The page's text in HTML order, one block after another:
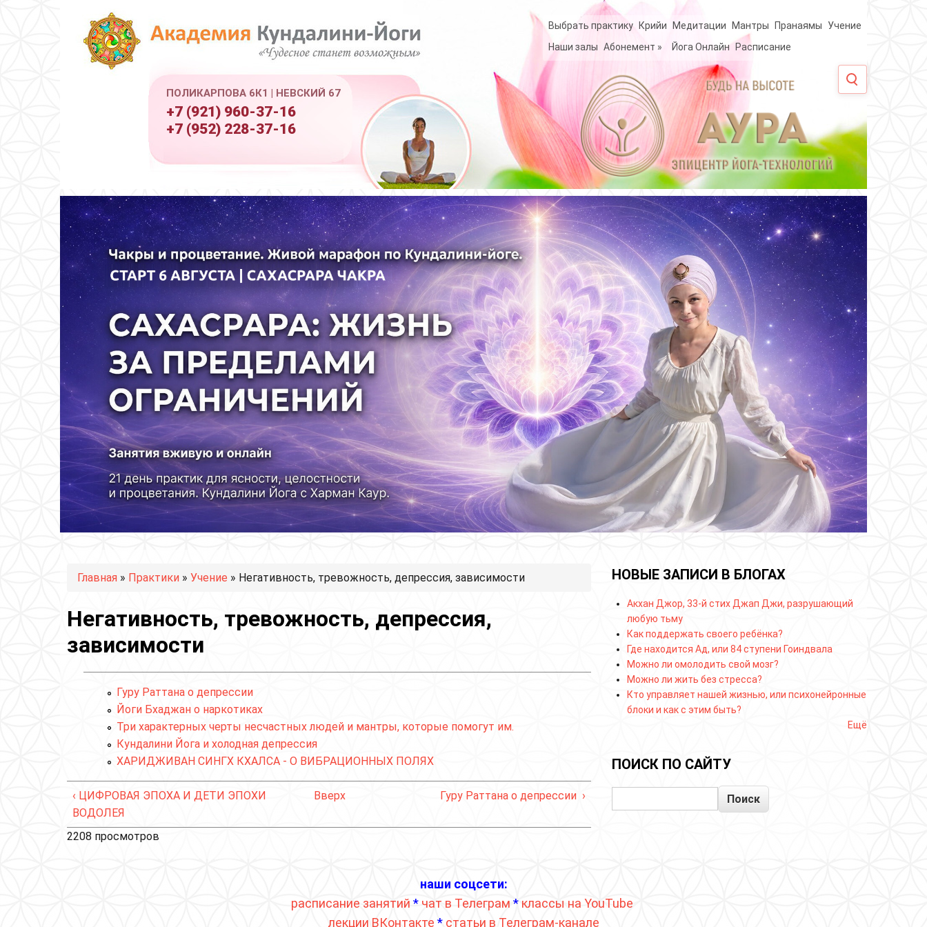
ПОЛИКАРПОВА 6К1 | НЕВСКИЙ 67
+7 (921) 960-37-16
+7 (952) 228-37-16
Выбрать практику Крийи Медитации Мантры Пранаямы
Учение
Наши залы Абонемент » Йога Онлайн Расписание
Вы здесь
Главная » Практики » Учение » Негативность, тревожность, депрессия, зависимости
Негативность, тревожность, депрессия,
зависимости
Гуру Раттана о депрессии
Йоги Бхаджан о наркотиках
Три характерных черты несчастных людей и мантры, которые помогут им.
Кундалини Йога и холодная депрессия
ХАРИДЖИВАН СИНГХ КХАЛСА - О ВИБРАЦИОННЫХ ПОЛЯХ
‹ ЦИФРОВАЯ ЭПОХА И ДЕТИ ЭПОХИ
ВОДОЛЕЯ
Вверх Гуру Раттана о депрессии ›
2208 просмотров
НОВЫЕ ЗАПИСИ В БЛОГАХ
Акхан Джор, 33-й стих Джап Джи, разрушающий
любую тьму
Как поддержать своего ребёнка?
Где находится Ад, или 84 ступени Гоиндвала
Можно ли омолодить свой мозг?
Можно ли жить без стресса?
Кто управляет нашей жизнью, или психонейронные
блоки и как с этим быть?
Ещё
ПОИСК ПО САЙТУ
наши соцсети:
расписание занятий * чат в Телеграм * классы на YouTube
лекции ВКонтакте * статьи в Телеграм-канале